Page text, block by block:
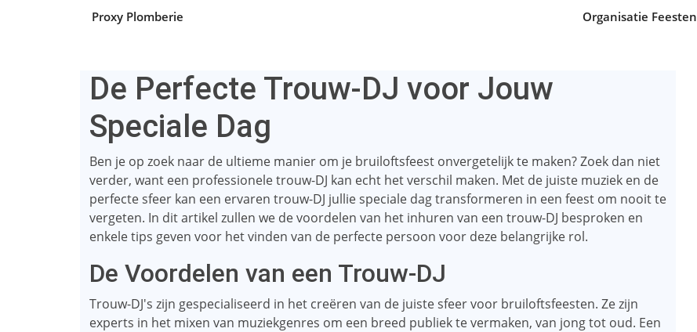
Proxy Plomberie Organisatie Feesten
De Perfecte Trouw-DJ voor Jouw
Speciale Dag
Ben je op zoek naar de ultieme manier om je bruiloftsfeest onvergetelijk te maken? Zoek dan niet
verder, want een professionele trouw-DJ kan echt het verschil maken. Met de juiste muziek en de
perfecte sfeer kan een ervaren trouw-DJ jullie speciale dag transformeren in een feest om nooit te
vergeten. In dit artikel zullen we de voordelen van het inhuren van een trouw-DJ besproken en
enkele tips geven voor het vinden van de perfecte persoon voor deze belangrijke rol.
De Voordelen van een Trouw-DJ
Trouw-DJ's zijn gespecialiseerd in het creëren van de juiste sfeer voor bruiloftsfeesten. Ze zijn
experts in het mixen van muziekgenres om een ​​breed publiek te vermaken, van jong tot oud. Een